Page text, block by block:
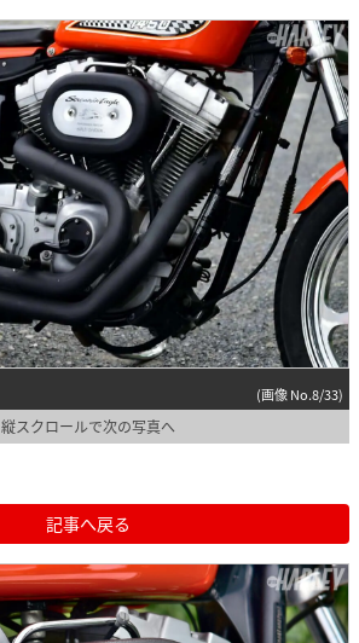
(画像 No.8/33)
縦スクロールで次の写真へ
記事へ戻る